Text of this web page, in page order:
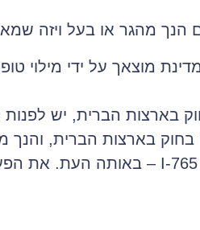
מוצאך על ידי
בארצות הברית,